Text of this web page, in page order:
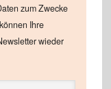
zum Zwecke
Ihre
wieder